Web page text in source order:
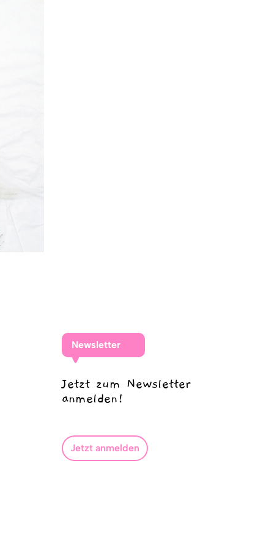
Newsletter
Jetzt zum Newsletter
anmelden!
Jetzt anmelden